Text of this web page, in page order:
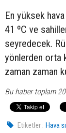
En yüksek
41 ºC ve
seyredecek.
yönlerden orta
zaman zaman
Bu haber toplam
Etiketler : Hava